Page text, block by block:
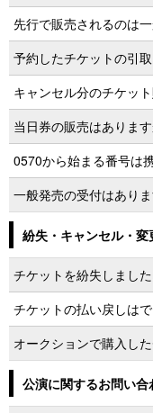
先行で販売されるのは
予約したチケットの引
キャンセル分のチケッ
当日券の販売はありま
0570から始まる番号は
一般発売の受付はあり
紛失・キャンセル・変
チケットを紛失しました
チケットの払い戻しは
オークションで購入し
公演に関するお問い合